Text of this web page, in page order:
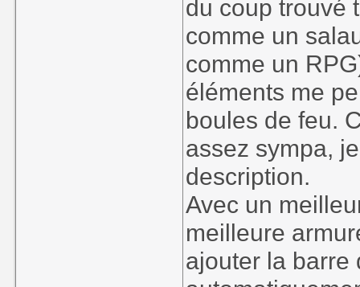
du coup trouvé
comme un
comme un
éléments me
boules de feu.
assez sympa,
description.
Avec un
meilleure
ajouter la barre